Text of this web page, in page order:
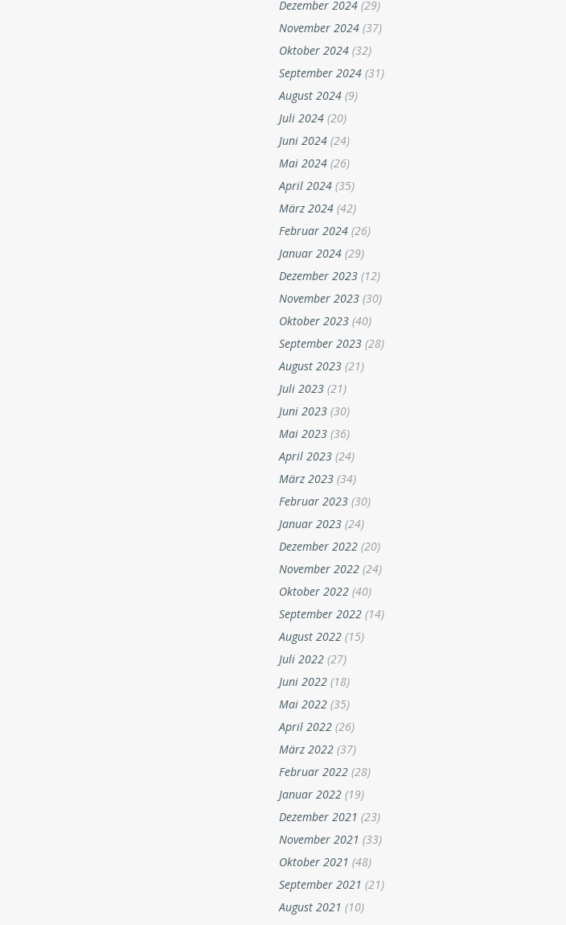
Dezember 2024 (29)
November 2024 (37)
Oktober 2024 (32)
September 2024 (31)
August 2024 (9)
Juli 2024 (20)
Juni 2024 (24)
Mai 2024 (26)
April 2024 (35)
März 2024 (42)
Februar 2024 (26)
Januar 2024 (29)
Dezember 2023 (12)
November 2023 (30)
Oktober 2023 (40)
September 2023 (28)
August 2023 (21)
Juli 2023 (21)
Juni 2023 (30)
Mai 2023 (36)
April 2023 (24)
März 2023 (34)
Februar 2023 (30)
Januar 2023 (24)
Dezember 2022 (20)
November 2022 (24)
Oktober 2022 (40)
September 2022 (14)
August 2022 (15)
Juli 2022 (27)
Juni 2022 (18)
Mai 2022 (35)
April 2022 (26)
März 2022 (37)
Februar 2022 (28)
Januar 2022 (19)
Dezember 2021 (23)
November 2021 (33)
Oktober 2021 (48)
September 2021 (21)
August 2021 (10)